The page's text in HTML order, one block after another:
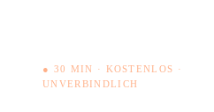
● 30 MIN · KOSTENLOS ·
UNVERBINDLICH